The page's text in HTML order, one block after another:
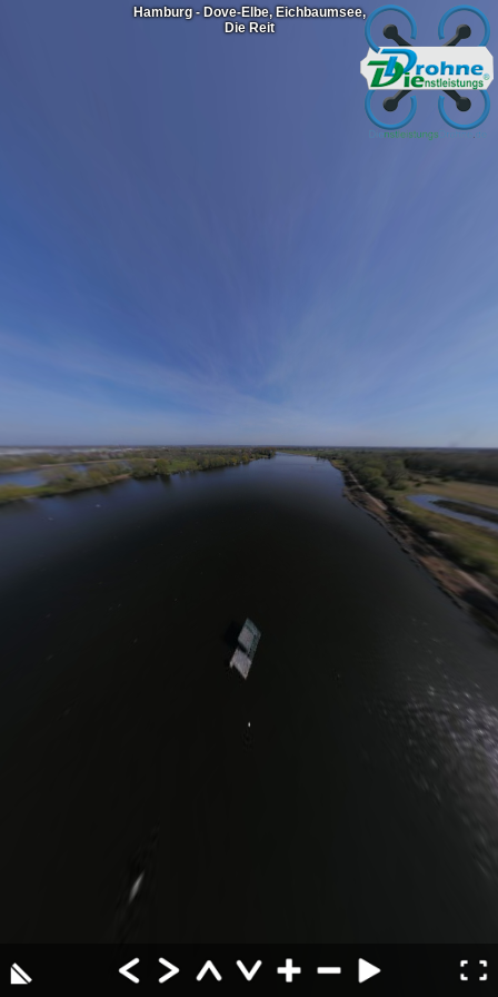
Hamburg - Dove-Elbe, Eichbaumsee,
Die Reit